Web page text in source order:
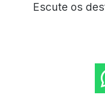
Escute os